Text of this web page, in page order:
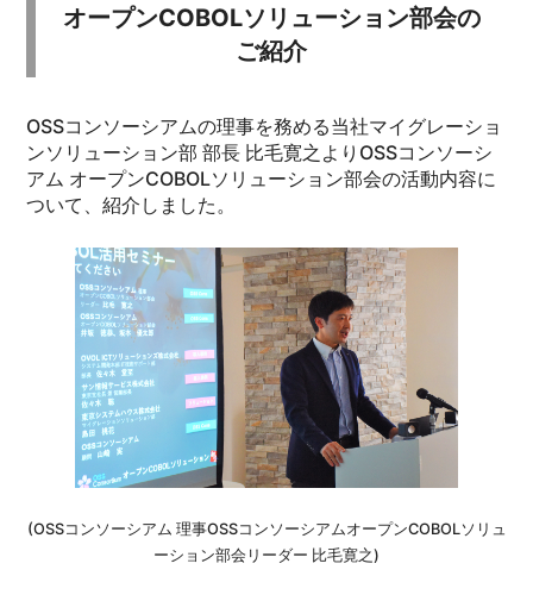
オープンCOBOLソリューション部会の
ご紹介
OSSコンソーシアムの理事を務める当社マイグレーショ
ンソリューション部 部長 比毛寛之よりOSSコンソーシ
アム オープンCOBOLソリューション部会の活動内容に
ついて、紹介しました。
(OSSコンソーシアム 理事OSSコンソーシアムオープンCOBOLソリュ
ーション部会リーダー 比毛寛之)